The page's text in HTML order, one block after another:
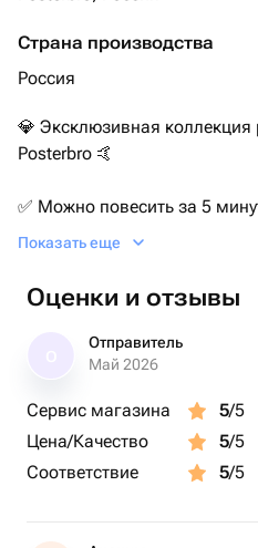
Страна производства
Россия
💎 Эксклюзивная коллекция
Posterbro 🤙
✅ Можно повесить за 5
премиального уровня
📦 Упаковка - крафтовый
- интерьерный постер
- дизайнерский тубус
- магнитный подвес
Показать еще
Оценки и отзывы
Отправитель
Май 2026
Сервис магазина 5/5
Цена/Качество
5/5
Соответствие
5/5